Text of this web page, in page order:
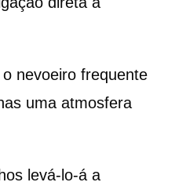
nevoeiro frequente
uma atmosfera
levá-lo-á a